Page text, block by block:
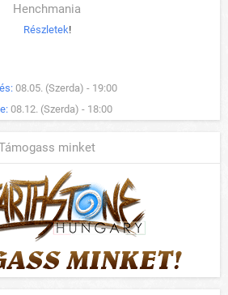
Henchmania
Részletek!
08.05. (Szerda) - 19:00
08.12. (Szerda) - 18:00
minket